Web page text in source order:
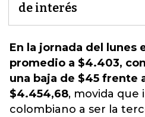
de interés
En la jornada del lunes
promedio a $4.403,
una baja de $45 frente
$4.454,68, movida que
colombiano a ser la